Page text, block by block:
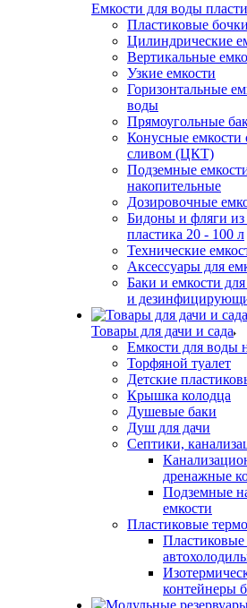
Емкости для воды
Пластиковые
Цилиндрические
Вертикальные
Узкие емкости
Горизонтальные
воды
Прямоугольные
Конусные
сливом (ЦКТ)
Подземные
накопительные
Дозировочные
Бидоны и фляги
пластика 20 - 100 л
Технические
Аксессуары для
Баки и емкости
и
Товары для дачи и сада
Емкости для воды
Торфяной туалет
Детские
Крышка колодца
Душевые баки
Душ для дачи
Септики,
дренажные
Подземные
емкости
Пластиковые
контейнеры